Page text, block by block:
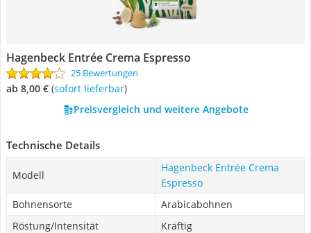
Hagenbeck Entrée Crema Espresso
25 Bewertungen
ab 8,00 € ( Sofort lieferbar)
Preisvergleich und weitere Angebote
Technische Details
Modell
Hagenbeck Entrée Crema
Espresso
Bohnensorte
Arabicabohnen
Röstung/Intensität
Kräftig